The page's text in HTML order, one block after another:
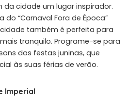
da cidade um lugar inspirador.
do “Carnaval Fora de Época”
também é perfeita para
tranquilo. Programe-se para
das festas juninas, que
às suas férias de verão.
Imperial